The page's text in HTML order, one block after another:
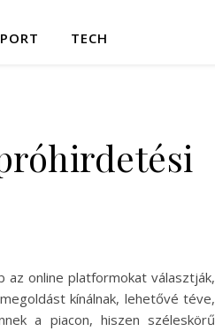
TECH
az online platformokat választják,
kínálnak, lehetővé téve,
a piacon, hiszen széleskörű